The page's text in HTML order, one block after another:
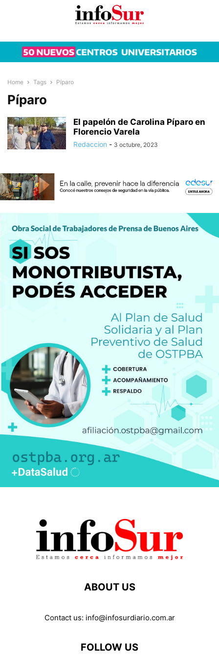
Home Tags Píparo
Píparo
El papelón de Carolina Píparo en
Florencio Varela
Redaccion - 3 octubre, 2023
ABOUT US
Contact us: info@infosurdiario.com.ar
FOLLOW US